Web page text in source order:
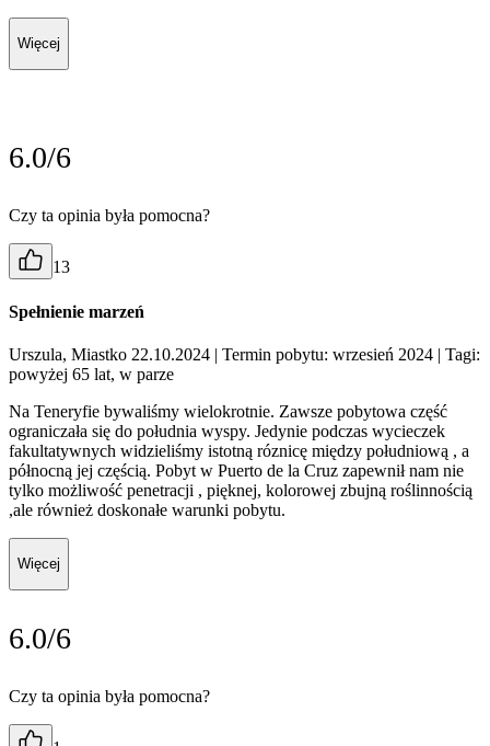
Więcej
6.0/6
Czy ta opinia była pomocna?
13
Spełnienie marzeń
Urszula, Miastko 22.10.2024 | Termin pobytu: wrzesień 2024 | Tagi:
powyżej 65 lat, w parze
Na Teneryfie bywaliśmy wielokrotnie. Zawsze pobytowa część
ograniczała się do południa wyspy. Jedynie podczas wycieczek
fakultatywnych widzieliśmy istotną róznicę między południową , a
północną jej częścią. Pobyt w Puerto de la Cruz zapewnił nam nie
tylko możliwość penetracji , pięknej, kolorowej zbujną roślinnością
,ale również doskonałe warunki pobytu.
Więcej
6.0/6
Czy ta opinia była pomocna?